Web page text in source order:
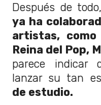
Después de todo,
ya ha
artistas,
Reina del Pop,
parece indicar
lanzar su tan
de estudio.